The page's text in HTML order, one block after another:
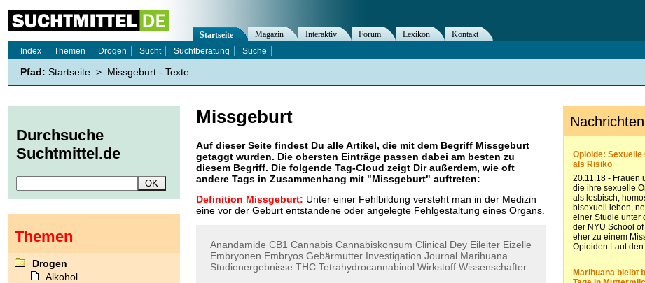
Missgeburt
Auf dieser Seite findest Du alle Artikel, die mit dem Begriff Missgeburt
getaggt wurden. Die obersten Einträge passen dabei am besten zu
diesem Begriff. Die folgende Tag-Cloud zeigt Dir außerdem, wie oft
andere Tags in Zusammenhang mit "Missgeburt" auftreten:
Definition Missgeburt: Unter einer Fehlbildung versteht man in der Medizin
eine vor der Geburt entstandene oder angelegte Fehlgestaltung eines Organs.
Anandamide CB1 Cannabis Cannabiskonsum Clinical Dey Eileiter Eizelle
Embryonen Embryos Gebärmutter Investigation Journal Marihuana
Studienergebnisse THC Tetrahydrocannabinol Wirkstoff Wissenschafter
Startseite Magazin Interaktiv Forum Lexikon
Kontakt
Index
Themen Drogen Sucht Suchtberatung Suche
Pfad: Startseite > Missgeburt - Texte
Durchsuche
Suchtmittel.de
Themen
Drogen
Alkohol